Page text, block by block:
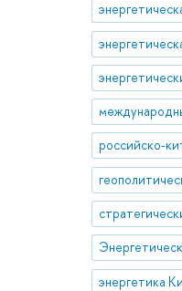
энергетика